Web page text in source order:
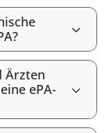
Ärzten
ePA-